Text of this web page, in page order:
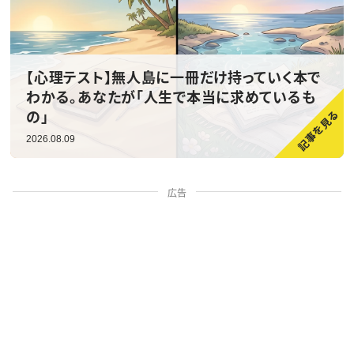
【心理テスト】無人島に一冊だけ持っていく本で
わかる。あなたが「人生で本当に求めているも
の」
2026.08.09
広告